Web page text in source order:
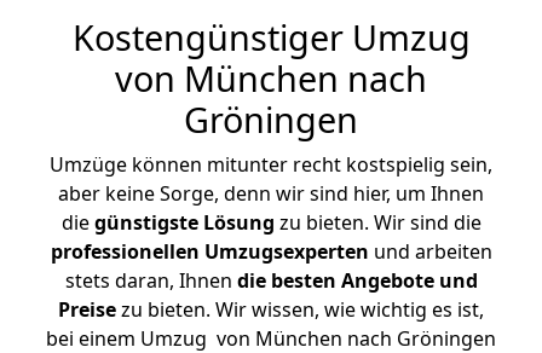
Kostengünstiger Umzug
von München nach
Gröningen
Umzüge können mitunter recht kostspielig sein,
aber keine Sorge, denn wir sind hier, um Ihnen
diegünstigste Lösung zu bieten. Wir sind die
professionellen Umzugsexperten und arbeiten
stets daran, Ihnen die besten Angebote und
Preisezu bieten. Wir wissen, wie wichtig es ist,
bei einem Umzug von München nach Gröningen